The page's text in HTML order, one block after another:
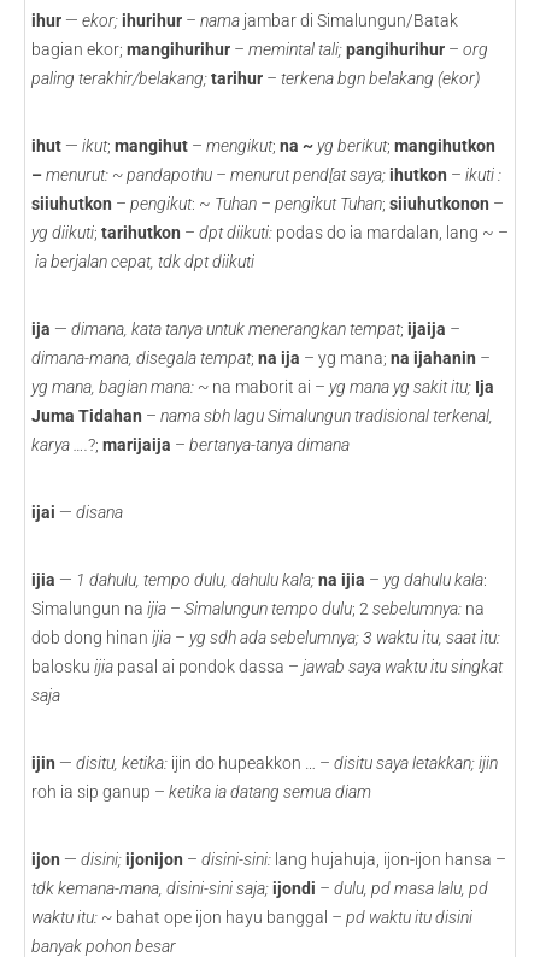
ihur — ekor;ihurihur – nama jambar di Simalungun/Batak
bagian ekor; mangihurihur – memintal tali;pangihurihur – org
paling terakhir/belakang;tarihur – terkena bgn belakang (ekor)
ihut — ikut; mangihut – mengikut; na ~ yg berikut; mangihutkon
–menurut: ~ pandapothu – menurut pend[at saya;ihutkon – ikuti :
siiuhutkon – pengikut: ~ Tuhan – pengikut Tuhan; siiuhutkonon –
yg diikuti; tarihutkon – dpt diikuti: podas do ia mardalan, lang ~ –
ia berjalan cepat, tdk dptdiikuti
ija — dimana, kata tanya untuk menerangkan tempat; ijaija –
dimana-mana, disegala tempat; na ija – yg mana; na ijahanin –
yg mana, bagian mana: ~ na maborit ai – yg mana yg sakit itu; Ija
Juma Tidahan – nama sbh lagu Simalungun tradisional terkenal,
karya …. ?; marijaija – bertanya-tanya dimana
ijai — disana
ijia — 1 dahulu, tempo dulu, dahulu kala;na ijia – yg dahulu kala:
Simalungun na ijia – Simalungun tempo dulu; 2 sebelumnya: na
dob dong hinan ijia – yg sdh ada sebelumnya; 3 waktu itu, saat itu:
balosku ijia pasal ai pondok dassa – jawab saya waktu itu singkat
saja
ijin — disitu, ketika: ijin do hupeakkon … – disitu saya letakkan;ijin
roh ia sip ganup – ketika ia datang semua diam
ijon — disini;ijonijon – disini-sini: lang hujahuja, ijon-ijon hansa –
tdk kemana-mana, disini-sini saja;ijondi – dulu, pd masa lalu, pd
waktu itu: ~ bahat ope ijon hayu banggal – pd waktu itu disini
banyak pohon besar